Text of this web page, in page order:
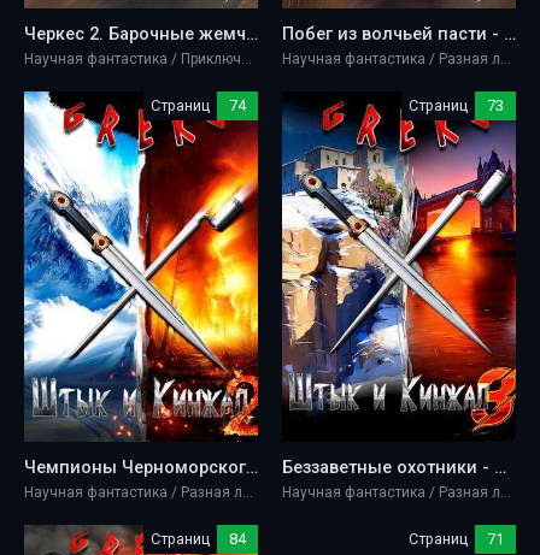
Черкес 2. Барочные жемчужины Новороссии - Greko
Научная фантастика / Приключение
Побег из волчьей пасти - Greko
Научная фантастика / Разная литература
Страниц 74
Чемпионы Черноморского флота - Greko
Научная фантастика / Разная литература
Страниц 73
Беззаветные охотники - Greko
Научная фантастика / Разная литература
Страниц 84 Страниц 71